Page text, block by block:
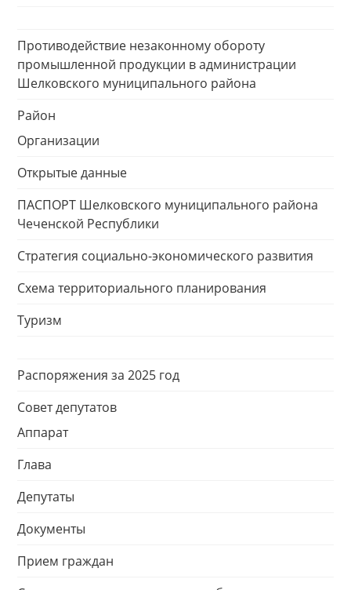
Противодействие незаконному обороту
промышленной продукции в администрации
Шелковского муниципального района
Район
Организации
Открытые данные
ПАСПОРТ Шелковского муниципального района
Чеченской Республики
Стратегия социально-экономического развития
Схема территориального планирования
Туризм
Распоряжения за 2025 год
Совет депутатов
Аппарат
Глава
Депутаты
Документы
Прием граждан